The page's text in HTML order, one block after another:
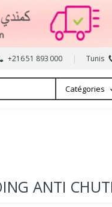
+216 51 893 000 Tunis
Catégories
ANTI